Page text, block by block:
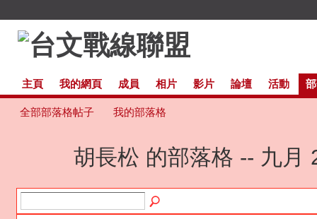
主頁 我的網頁 成員 相片 影片 論壇 活動
全部部落格帖子 我的部落格
胡長松 的部落格 -- 九月